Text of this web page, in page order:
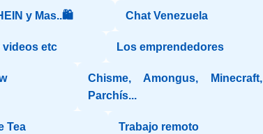
y Mas..🛍️ Chat Venezuela
videos etc Los emprendedores
Chisme, Amongus, Minecraft,
Parchís...
Tea Trabajo remoto